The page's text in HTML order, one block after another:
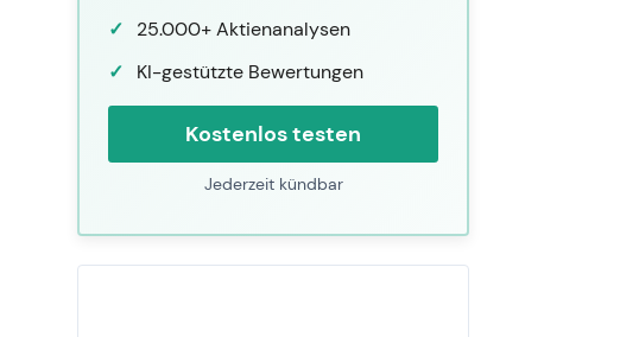
25.000+ Aktienanalysen
KI-gestützte Bewertungen
Kostenlos testen
Jederzeit kündbar